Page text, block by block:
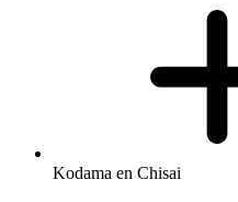
Kodama en Chisai